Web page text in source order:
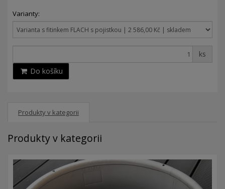
Varianty:
ks
Do košíku
Produkty v kategorii
Produkty v kategorii